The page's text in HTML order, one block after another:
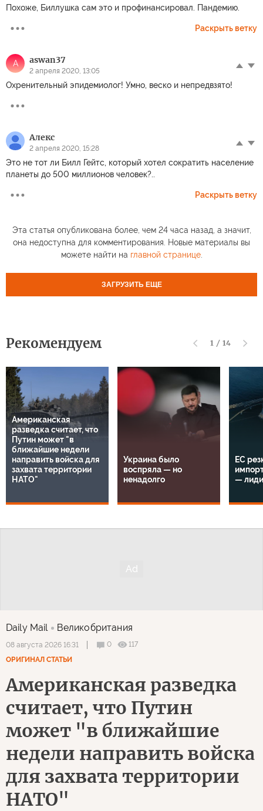
Похоже, Биллушка сам это и профинансировал. Пандемию.
Раскрыть ветку
A aswan37
2 апреля 2020, 13:05
Охренительный эпидемиолог! Умно, веско и непредвзято!
Алекс
2 апреля 2020, 15:28
Это не тот ли Билл Гейтс, который хотел сократить население
планеты до 500 миллионов человек?..
Раскрыть ветку
Эта статья опубликована более, чем 24 часа назад, а значит,
она недоступна для комментирования. Новые материалы вы
можете найти на главной странице.
ЗАГРУЗИТЬ ЕЩЕ
Рекомендуем 1 / 14
Американская
разведка считает, что
Путин может "в
ближайшие недели
направить войска для
захвата территории
НАТО"
Украина было
воспряла — но
ненадолго
ЕС
—
Daily Mail Великобритания
08 августа 2026 16:31 0
117
ОРИГИНАЛ СТАТЬИ
Американская разведка
считает, что Путин
может "в ближайшие
недели направить войска
для захвата территории
НАТО"